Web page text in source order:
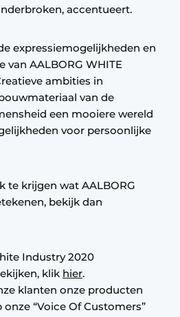
accentueert.
expressiemogelijkheden en
AALBORG WHITE
ambities in
van de
een mooiere wereld
voor persoonlijke
te krijgen wat AALBORG
bekijk dan
Industry 2020
klik hier.
klanten onze producten
“Voice Of Customers”